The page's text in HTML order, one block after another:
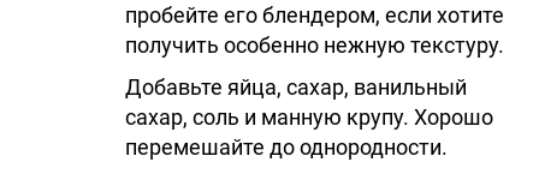
пробейте его блендером, если хотите
получить особенно нежную текстуру.
Добавьте яйца, сахар, ванильный
сахар, соль и манную крупу. Хорошо
перемешайте до однородности.